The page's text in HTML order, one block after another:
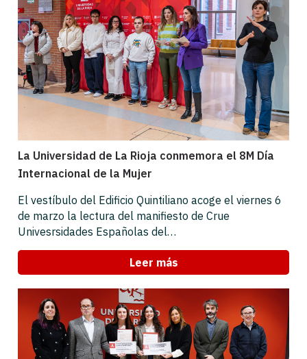
La Universidad de La Rioja conmemora el 8M Día
Internacional de la Mujer
El vestíbulo del Edificio Quintiliano acoge el viernes 6
de marzo la lectura del manifiesto de Crue
Univesrsidades Españolas del…
Leer más